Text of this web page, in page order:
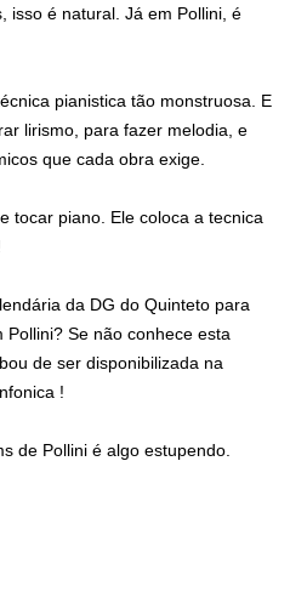
isso é natural. Já em Pollini, é
pianistica tão monstruosa. E
lirismo, para fazer melodia, e
que cada obra exige.
tocar piano. Ele coloca a tecnica
da DG do Quinteto para
Se não conhece esta
de ser disponibilizada na
!
de Pollini é algo estupendo.